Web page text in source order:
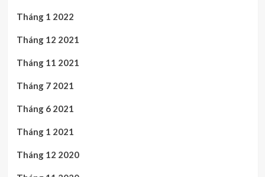
Tháng 1 2022
Tháng 12 2021
Tháng 11 2021
Tháng 7 2021
Tháng 6 2021
Tháng 1 2021
Tháng 12 2020